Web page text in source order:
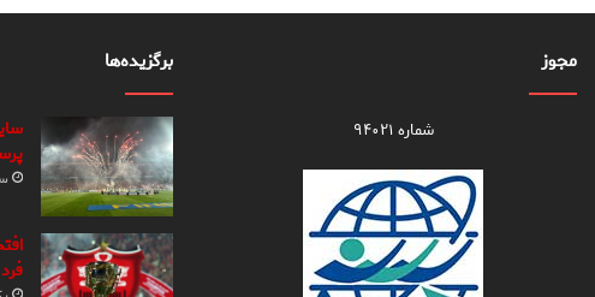
مجوز
شماره ۹۴۰۲۱
برگزیده‌ها